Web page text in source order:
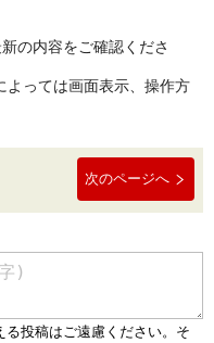
の内容をご確認くださ
よっては画面表示、操作方
次のページへ